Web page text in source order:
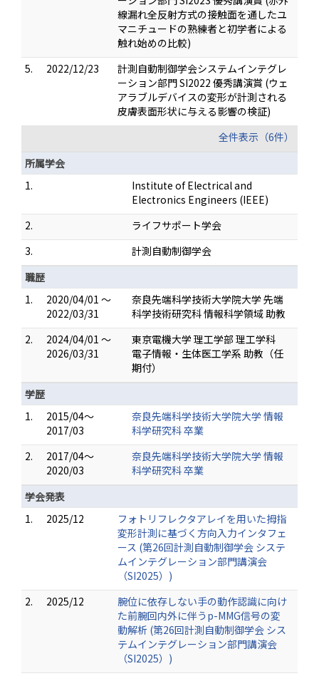
線漏れ全反射方式の接触面を通したユ
マニチュードの熟練者と初学者による
触れ始めの比較)
5.
2022/12/23
計測自動制御学会システムインテグレ
ーション部門 SI2022 優秀講演賞 (ウェ
アラブルデバイスの変形が計測される
皮膚表面形状に与える影響の検証)
全件表示（6件）
所属学会
1.
Institute of Electrical and
Electronics Engineers (IEEE)
2.
ライフサポート学会
3.
計測自動制御学会
職歴
1.
2020/04/01 ～
2022/03/31
奈良先端科学技術大学院大学 先端
科学技術研究科 情報科学領域 助教
2.
2024/04/01 ～
2026/03/31
東京電機大学 理工学部 理工学科
電子情報・生体医工学系 助教（任
期付）
学歴
1.
2015/04～
2017/03
奈良先端科学技術大学院大学 情報
科学研究科 卒業
2.
2017/04～
2020/03
奈良先端科学技術大学院大学 情報
科学研究科 卒業
学会発表
1.
2025/12
フォトリフレクタアレイを用いた拇指
変形計測に基づく方向入力インタフェ
ース (第26回計測自動制御学会 システ
ムインテグレーション部門講演会
（SI2025）)
2.
2025/12
腕位に依存しない手の動作認識に向け
た前腕回内外に伴うp-MMG信号の変
動解析 (第26回計測自動制御学会 シス
テムインテグレーション部門講演会
（SI2025）)